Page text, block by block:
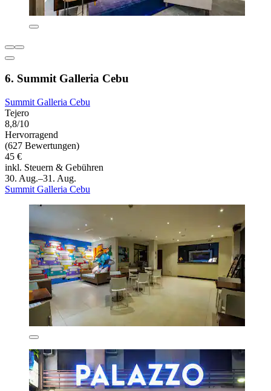
6. Summit Galleria Cebu
Summit Galleria Cebu
Tejero
8,8/10
Hervorragend
(627 Bewertungen)
45 €
inkl. Steuern & Gebühren
30. Aug.–31. Aug.
Summit Galleria Cebu